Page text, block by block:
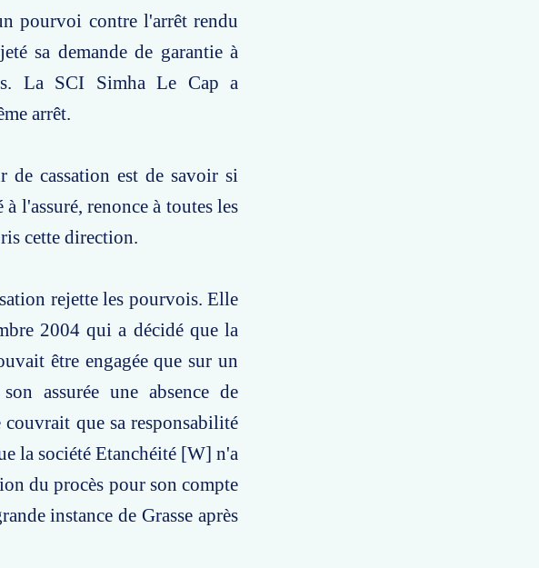
pourvoi contre l'arrêt rendu
sa demande de garantie à
La SCI Simha Le Cap a
arrêt.
cassation est de savoir si
l'assuré, renonce à toutes les
cette direction.
rejette les pourvois. Elle
2004 qui a décidé que la
être engagée que sur un
assurée une absence de
que sa responsabilité
la société Etanchéité [W] n'a
du procès pour son compte
instance de Grasse après